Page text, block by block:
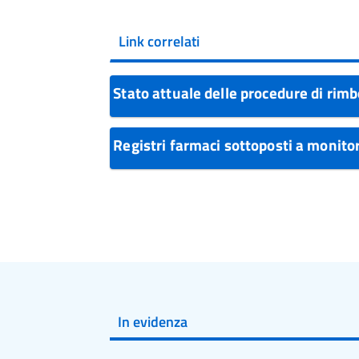
Link correlati
Stato attuale delle procedure di
Registri farmaci sottoposti a
In evidenza